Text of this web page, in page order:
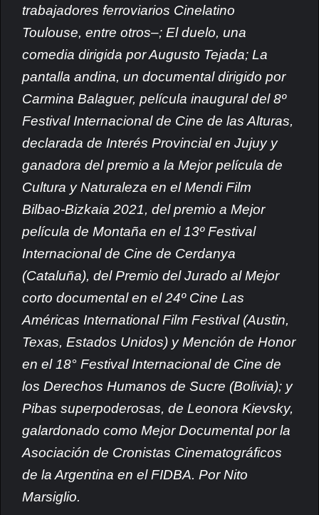
trabajadores ferroviarios Cinelatino
Toulouse, entre otros–; El duelo, una
comedia dirigida por Augusto Tejada; La
pantalla andina, un documental dirigido por
Carmina Balaguer, película inaugural del 8º
Festival Internacional de Cine de las Alturas,
declarada de Interés Provincial en Jujuy y
ganadora del premio a la Mejor película de
Cultura y Naturaleza en el Mendi Film
Bilbao-Bizkaia 2021, del premio a Mejor
película de Montaña en el 13º Festival
Internacional de Cine de Cerdanya
(Cataluña), del Premio del Jurado al Mejor
corto documental en el 24º Cine Las
Américas International Film Festival (Austin,
Texas, Estados Unidos) y Mención de Honor
en el 18° Festival Internacional de Cine de
los Derechos Humanos de Sucre (Bolivia); y
Pibas superpoderosas, de Leonora Kievsky,
galardonado como Mejor Documental por la
Asociación de Cronistas Cinematográficos
de la Argentina en el FIDBA. Por Nito
Marsiglio.